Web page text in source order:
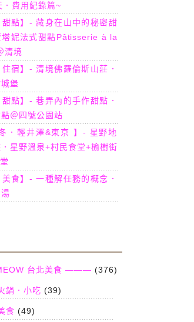
．費用紀錄篇~
甜點】- 藏身在山中的秘密甜
塔妮法式甜點Pâtisserie à la
清境
住宿】- 清境佛羅倫斯山莊．
堡
甜點】- 巷弄內的手作甜點．
＠四號公園站
．輕井澤&東京 】- 星野地
星野溫泉+村民食堂+榆樹街
美食】- 一種解任務的概念．
台北美食 ——— (376)
鍋．小吃 (39)
食 (49)